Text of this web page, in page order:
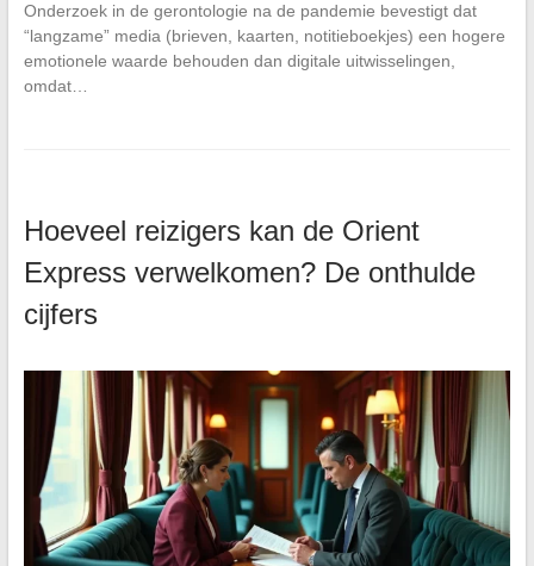
Onderzoek in de gerontologie na de pandemie bevestigt dat
“langzame” media (brieven, kaarten, notitieboekjes) een hogere
emotionele waarde behouden dan digitale uitwisselingen,
omdat…
Hoeveel reizigers kan de Orient
Express verwelkomen? De onthulde
cijfers